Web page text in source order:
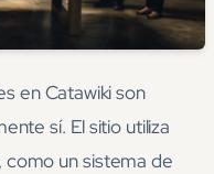
en Catawiki son
sí. El sitio utiliza
un sistema de